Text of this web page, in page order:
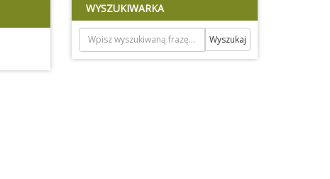
WYSZUKIWARKA